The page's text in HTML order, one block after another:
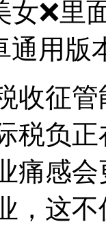
❌里面
通用版
能
税负
痛感
，这